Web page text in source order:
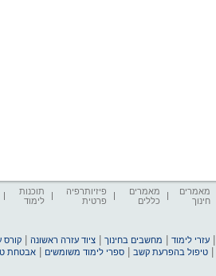
מאמרים
חינוך
מאמרים
כללים
פיזיותרפיה
פרטית
תוכנות
לימוד
עזרי לימוד מחשבים בחינוך |ציוד עזרה ראשונה |קורס
|טיפול בהפרעת קשב |ספרי לימוד משומשים |אבטחת